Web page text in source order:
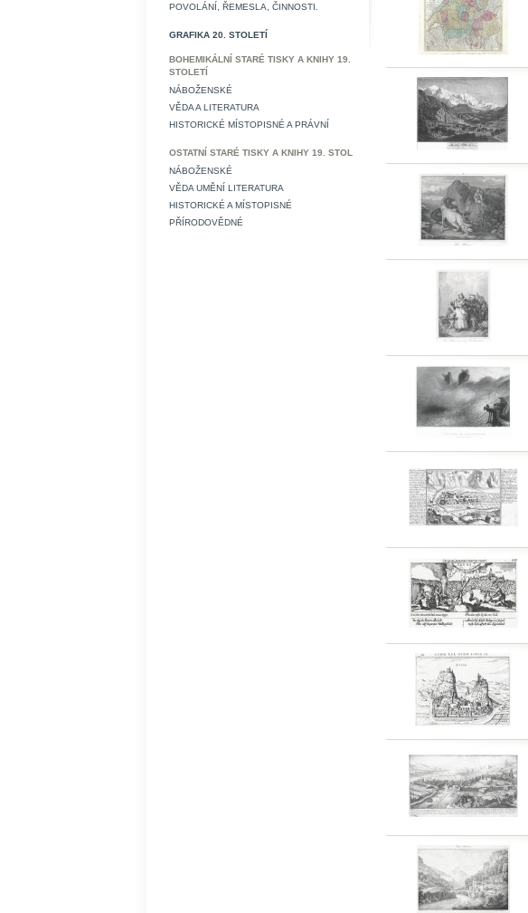
POVOLÁNÍ, ŘEMESLA, ČINNOSTI.
GRAFIKA 20. STOLETÍ
BOHEMIKÁLNÍ STARÉ TISKY A KNIHY 19.
STOLETÍ
NÁBOŽENSKÉ
VĚDA A LITERATURA
HISTORICKÉ MÍSTOPISNÉ A PRÁVNÍ
OSTATNÍ STARÉ TISKY A KNIHY 19. STOL
NÁBOŽENSKÉ
VĚDA UMĚNÍ LITERATURA
HISTORICKÉ A MÍSTOPISNÉ
PŘÍRODOVĚDNÉ